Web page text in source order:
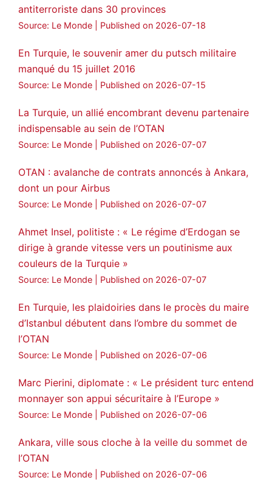
antiterroriste dans 30 provinces
Source: Le Monde Published on 2026-07-18
En Turquie, le souvenir amer du putsch militaire
manqué du 15 juillet 2016
Source: Le Monde Published on 2026-07-15
La Turquie, un allié encombrant devenu partenaire
indispensable au sein de l’OTAN
Source: Le Monde Published on 2026-07-07
OTAN : avalanche de contrats annoncés à Ankara,
dont un pour Airbus
Source: Le Monde Published on 2026-07-07
Ahmet Insel, politiste : « Le régime d’Erdogan se
dirige à grande vitesse vers un poutinisme aux
couleurs de la Turquie »
Source: Le Monde Published on 2026-07-07
En Turquie, les plaidoiries dans le procès du maire
d’Istanbul débutent dans l’ombre du sommet de
l’OTAN
Source: Le Monde Published on 2026-07-06
Marc Pierini, diplomate : « Le président turc entend
monnayer son appui sécuritaire à l’Europe »
Source: Le Monde Published on 2026-07-06
Ankara, ville sous cloche à la veille du sommet de
l’OTAN
Source: Le Monde Published on 2026-07-06